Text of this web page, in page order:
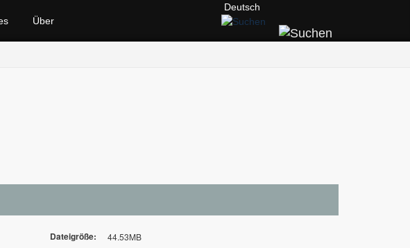
Deutsch
Über
Dateigröße: 44.53MB